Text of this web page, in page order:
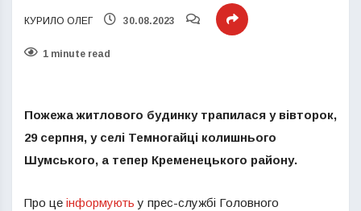
КУРИЛО ОЛЕГ 30.08.2023
1 minute read
Пожежа житлового будинку трапилася у вівторок,
29 серпня, у селі Темногайці колишнього
Шумського, а тепер Кременецького району.
Про це інформують у прес-службі Головного